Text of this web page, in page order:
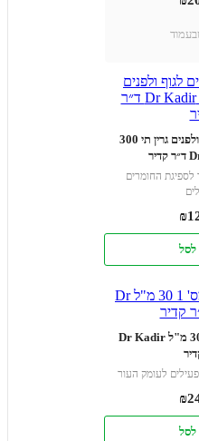
אלסבון גרגירים לגוף ולפנים גרין תי 300
לספיגת החומרים
₪
לסל
סרום פפטיד מס' 1 30 מ"ל Dr Kadir
לעומק העור
₪
לסל